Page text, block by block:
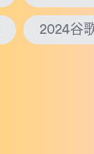
2024谷